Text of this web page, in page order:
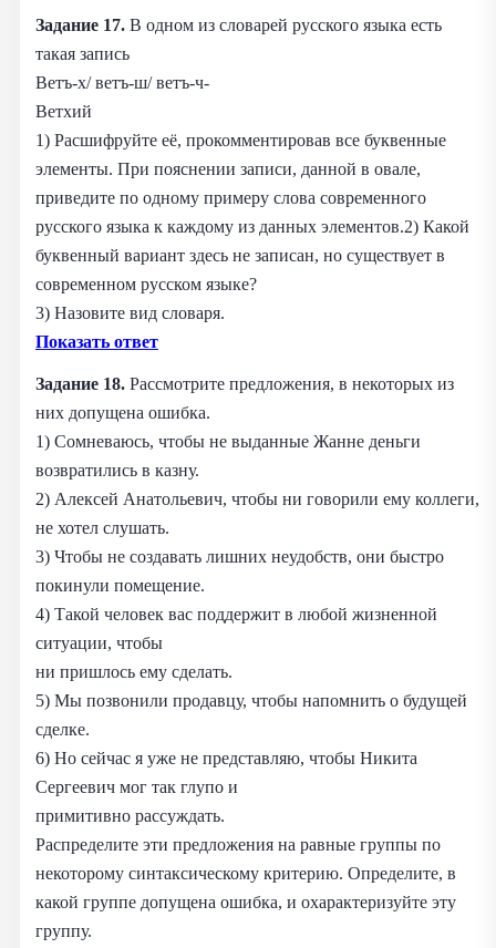
Задание 17. В одном из словарей русского языка есть
такая запись
Ветъ-х/ ветъ-ш/ ветъ-ч-
Ветхий
1) Расшифруйте её, прокомментировав все буквенные
элементы. При пояснении записи, данной в овале,
приведите по одному примеру слова современного
русского языка к каждому из данных элементов.2) Какой
буквенный вариант здесь не записан, но существует в
современном русском языке?
3) Назовите вид словаря.
Показать ответ
Задание 18. Рассмотрите предложения, в некоторых из
них допущена ошибка.
1) Сомневаюсь, чтобы не выданные Жанне деньги
возвратились в казну.
2) Алексей Анатольевич, чтобы ни говорили ему коллеги,
не хотел слушать.
3) Чтобы не создавать лишних неудобств, они быстро
покинули помещение.
4) Такой человек вас поддержит в любой жизненной
ситуации, чтобы
ни пришлось ему сделать.
5) Мы позвонили продавцу, чтобы напомнить о будущей
сделке.
6) Но сейчас я уже не представляю, чтобы Никита
Сергеевич мог так глупо и
примитивно рассуждать.
Распределите эти предложения на равные группы по
некоторому синтаксическому критерию. Определите, в
какой группе допущена ошибка, и охарактеризуйте эту
группу.